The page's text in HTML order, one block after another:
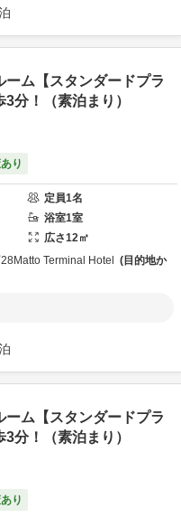
ーム【スタンダードプラ
分！（素泊まり）
り
定員1名
浴室1室
広さ12㎡
Matto Terminal Hotel
目的地か
ーム【スタンダードプラ
分！（素泊まり）
り